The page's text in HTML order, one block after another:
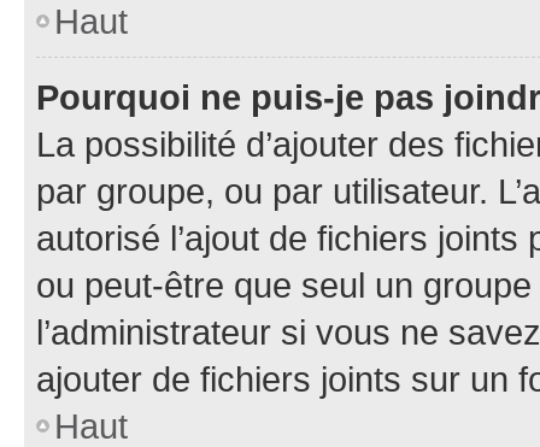
Haut
Pourquoi ne puis-je pas
La possibilité d’ajouter des
par groupe, ou par utilisateur.
autorisé l’ajout de fichiers
ou peut-être que seul un
l’administrateur si vous ne
ajouter de fichiers joints sur un
Haut